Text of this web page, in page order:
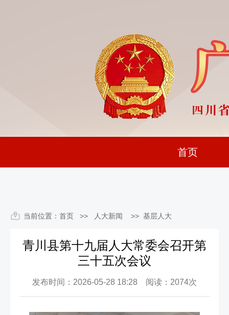
首页
当前位置： 首页 >> 人大新闻 >> 基层人大
青川县第十九届人大常委会召开第
三十五次会议
发布时间：2026-05-28 18:28 阅读：2074次